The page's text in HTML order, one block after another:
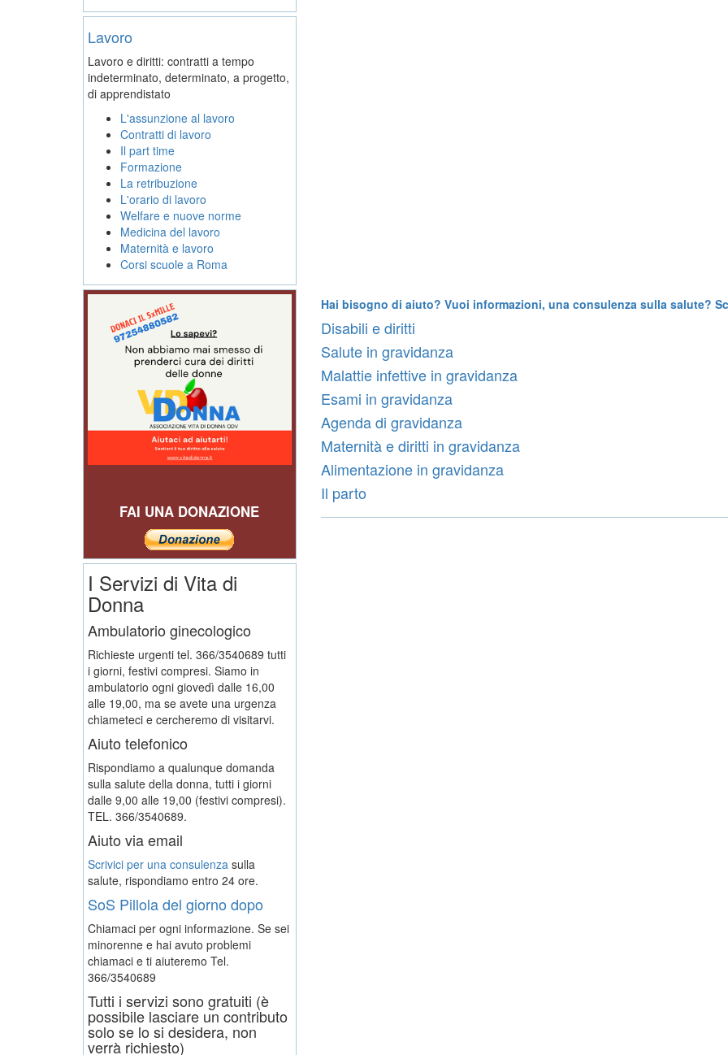
Hai bisogno di aiuto? Vuoi informazioni, una consulenza sulla salute?
Disabili e diritti
Salute in gravidanza
Malattie infettive in gravidanza
Esami in gravidanza
Agenda di gravidanza
Maternità e diritti in gravidanza
Alimentazione in gravidanza
Il parto
Lavoro
Lavoro e diritti: contratti a tempo
indeterminato, determinato, a progetto,
di apprendistato
L'assunzione al lavoro
Contratti di lavoro
Il part time
Formazione
La retribuzione
L'orario di lavoro
Welfare e nuove norme
Medicina del lavoro
Maternità e lavoro
Corsi scuole a Roma
FAI UNA DONAZIONE
I Servizi di Vita di
Donna
Ambulatorio ginecologico
Richieste urgenti tel. 366/3540689 tutti
i giorni, festivi compresi. Siamo in
ambulatorio ogni giovedì dalle 16,00
alle 19,00, ma se avete una urgenza
chiameteci e cercheremo di visitarvi.
Aiuto telefonico
Rispondiamo a qualunque domanda
sulla salute della donna, tutti i giorni
dalle 9,00 alle 19,00 (festivi compresi).
TEL. 366/3540689.
Aiuto via email
Scrivici per una consulenza sulla
salute, rispondiamo entro 24 ore.
SoS Pillola del giorno dopo
Chiamaci per ogni informazione. Se sei
minorenne e hai avuto problemi
chiamaci e ti aiuteremo Tel.
366/3540689
Tutti i servizi sono gratuiti (è
possibile lasciare un contributo
solo se lo si desidera, non
verrà richiesto)